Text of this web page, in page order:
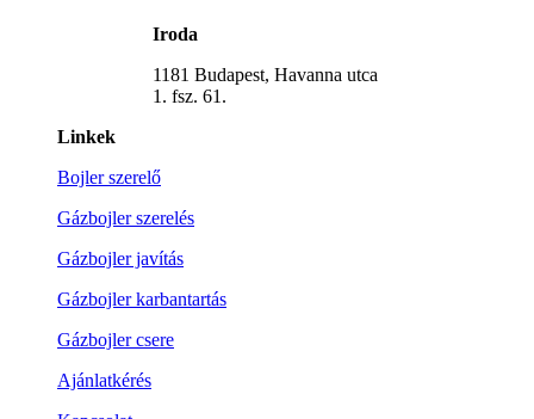
Iroda
1181 Budapest, Havanna utca
1. fsz. 61.
Linkek
Bojler szerelő
Gázbojler szerelés
Gázbojler javítás
Gázbojler karbantartás
Gázbojler csere
Ajánlatkérés